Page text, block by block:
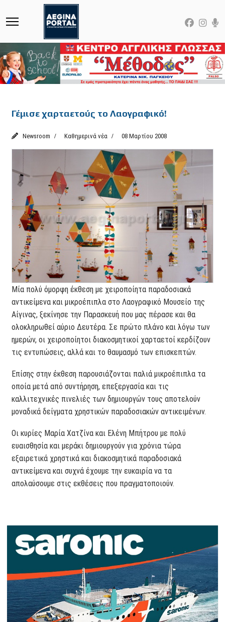
Γέμισε χαρταετούς το Λαογραφικό!
Newsroom Καθημερινά νέα 08 Μαρτίου 2008
Μία πολύ όμορφη έκθεση με χειροποίητα παραδοσιακά
αντικείμενα και μικροέπιπλα στο Λαογραφικό Μουσείο της
Αίγινας, ξεκίνησε την Παρασκευή που μας πέρασε και θα
ολοκληρωθεί αύριο Δευτέρα. Σε πρώτο πλάνο και λόγω των
ημερών, οι χειροποίητοι διακοσμητικοί χαρταετοί κερδίζουν
τις εντυπώσεις, αλλά και το θαυμασμό των επισκεπτών.
Επίσης στην έκθεση παρουσιάζονται παλιά μικροέπιπλα τα
οποία μετά από συντήρηση, επεξεργασία και τις
καλλιτεχνικές πινελιές των δημιουργών τους αποτελούν
μοναδικά δείγματα χρηστικών παραδοσιακών αντικειμένων.
Οι κυρίες Μαρία Χατζίνα και Ελένη Μπήτρου με πολύ
ευαισθησία και μεράκι δημιουργούν για χρόνια τώρα
εξαιρετικά χρηστικά και διακοσμητικά παραδοσιακά
αντικείμενα και συχνά έχουμε την ευκαιρία να τα
απολαύσουμε στις εκθέσεις που πραγματοποιούν.